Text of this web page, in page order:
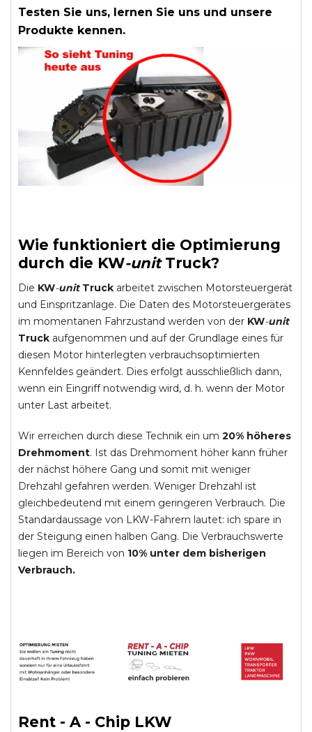
Testen Sie uns, lernen Sie uns und unsere
Produkte kennen.
Wie funktioniert die Optimierung
durch die KW-unit Truck?
Die KW-unit Truck arbeitet zwischen Motorsteuergerät
und Einspritzanlage. Die Daten des Motorsteuergerätes
im momentanen Fahrzustand werden von der KW-unit
Truck aufgenommen und auf der Grundlage eines für
diesen Motor hinterlegten verbrauchsoptimierten
Kennfeldes geändert. Dies erfolgt ausschließlich dann,
wenn ein Eingriff notwendig wird, d. h. wenn der Motor
unter Last arbeitet.
Wir erreichen durch diese Technik ein um 20% höheres
Drehmoment. Ist das Drehmoment höher kann früher
der nächst höhere Gang und somit mit weniger
Drehzahl gefahren werden. Weniger Drehzahl ist
gleichbedeutend mit einem geringeren Verbrauch. Die
Standardaussage von LKW-Fahrern lautet: ich spare in
der Steigung einen halben Gang. Die Verbrauchswerte
liegen im Bereich von 10% unter dem bisherigen
Verbrauch.
Rent - A - Chip LKW